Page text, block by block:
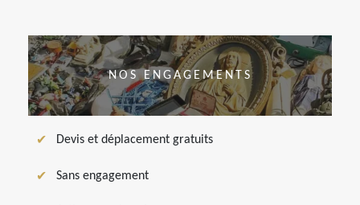
NOS ENGAGEMENTS
Devis et déplacement gratuits
Sans engagement